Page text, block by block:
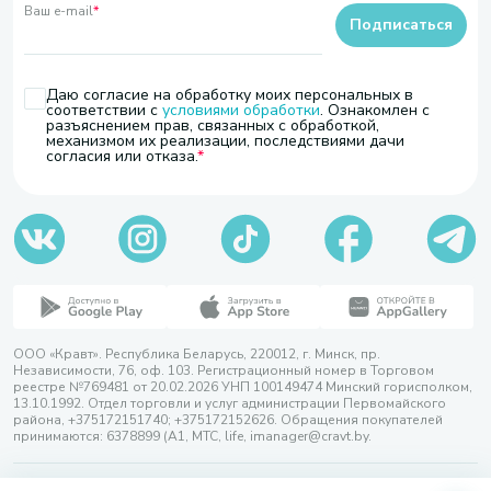
Ваш e-mail*
Даю согласие на обработку моих персональных в
соответствии с условиями обработки. Ознакомлен с
разъяснением прав, связанных с обработкой,
механизмом их реализации, последствиями дачи
согласия или отказа.
Подписаться
ООО «Кравт». Республика Беларусь, 220012, г. Минск, пр.
Независимости, 76, оф. 103. Регистрационный номер в Торговом
реестре №769481 от 20.02.2026 УНП 100149474 Минский горисполком,
13.10.1992. Отдел торговли и услуг администрации Первомайского
района, +375172151740; +375172152626. Обращения покупателей
принимаются: 6378899 (А1, МТС, life, imanager@cravt.by.